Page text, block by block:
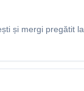
și mergi pregătit la